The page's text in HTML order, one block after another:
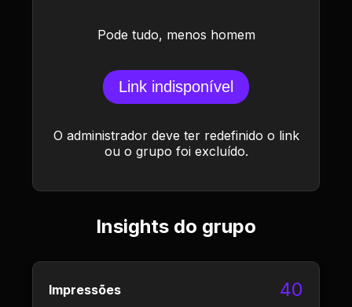
Pode tudo, menos homem
Link indisponível
O administrador deve ter redefinido o link
ou o grupo foi excluído.
Insights do grupo
Impressões 40